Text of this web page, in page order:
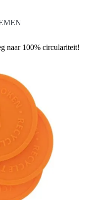
naar 100% circulariteit!